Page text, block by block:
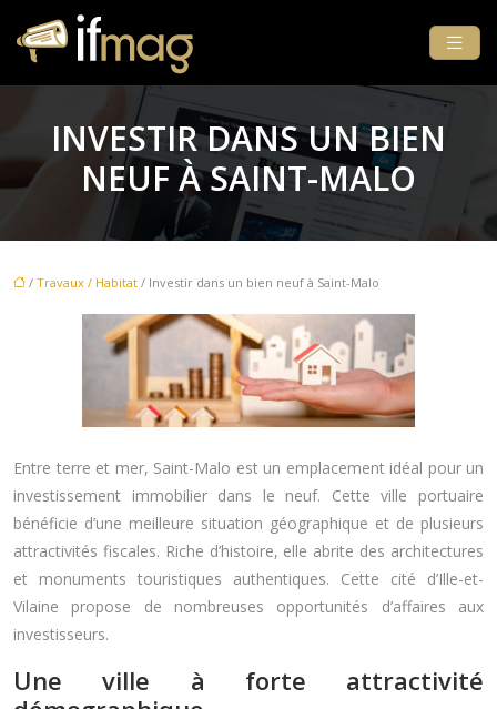
INVESTIR DANS UN BIEN
NEUF À SAINT-MALO
/ Travaux / Habitat / Investir dans un bien neuf à Saint-Malo
Entre terre et mer, Saint-Malo est un emplacement idéal pour un
investissement immobilier dans le neuf. Cette ville portuaire
bénéficie d’une meilleure situation géographique et de plusieurs
attractivités fiscales. Riche d’histoire, elle abrite des architectures
et monuments touristiques authentiques. Cette cité d’Ille-et-
Vilaine propose de nombreuses opportunités d’affaires aux
investisseurs.
Une ville à forte attractivité